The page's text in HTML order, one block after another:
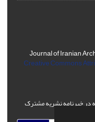
Journal of Iranian
Creative Commons
در خبرنامه نشریه مشترک